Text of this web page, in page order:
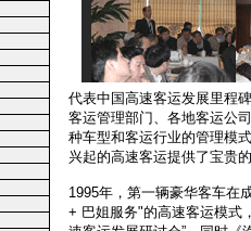
代表中国高速客运发展里程
客运管理部门、各地客运公
种车型和客运行业的管理模
兴起的高速客运提供了宝贵
1995年，第一辆豪华客车在
+ 巴姐服务"的高速客运模式